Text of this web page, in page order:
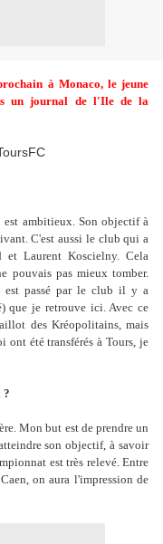
à Monaco, le jeune
un journal de l'Ile de la
ambitieux. Son objectif à
C'est aussi le club qui a
Laurent Koscielny. Cela
pouvais pas mieux tomber.
est passé par le club il y a
que je retrouve ici. Avec ce
des Kréopolitains, mais
ont été transférés à Tours, je
?
Mon but est de prendre un
son objectif, à savoir
est très relevé. Entre
on aura l'impression de